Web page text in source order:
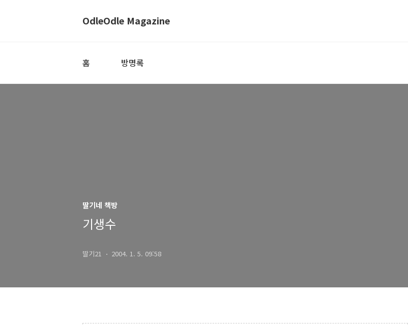
OdleOdle Magazine
홈 방명록
딸기네 책방
기생수
딸기21 2004. 1. 5. 09:58